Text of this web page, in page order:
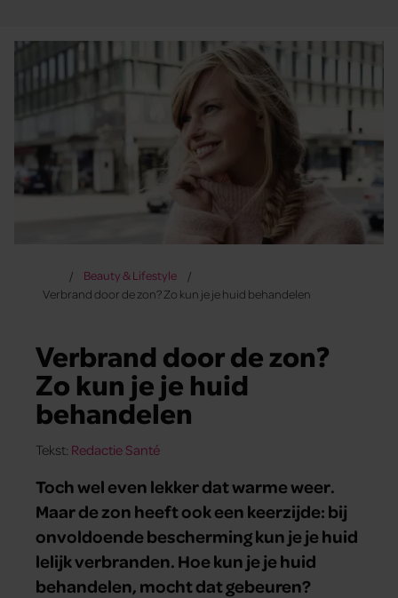
Beauty & Lifestyle
Verbrand door de zon? Zo kun je je huid behandelen
Verbrand door de zon?
Zo kun je je huid
behandelen
Tekst: Redactie Santé
Toch wel even lekker dat warme weer.
Maar de zon heeft ook een keerzijde: bij
onvoldoende bescherming kun je je huid
lelijk verbranden. Hoe kun je je huid
behandelen, mocht dat gebeuren?